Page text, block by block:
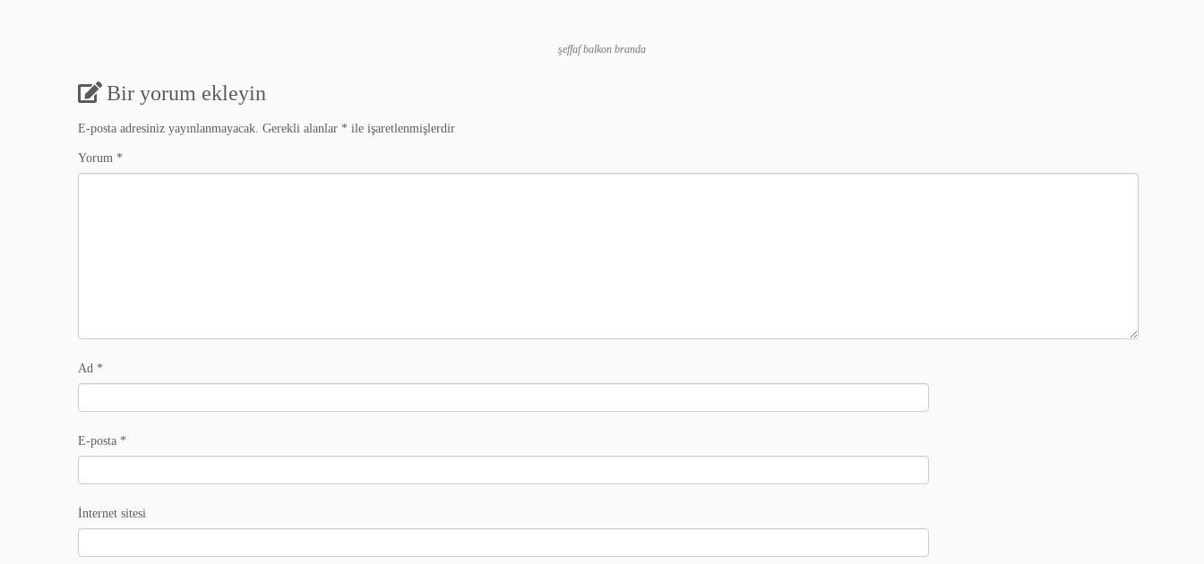
şeffaf balkon branda
Bir yorum ekleyin
E-posta adresiniz yayınlanmayacak. Gerekli alanlar * ile işaretlenmişlerdir
Yorum *
Ad *
E-posta *
İnternet sitesi